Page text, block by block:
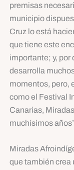
premisas
municipio
Cruz lo está
que tiene este
importante; y, por
desarrolla
momentos, pero,
como el Festival
Canarias,
muchísimos
Miradas
que también crea